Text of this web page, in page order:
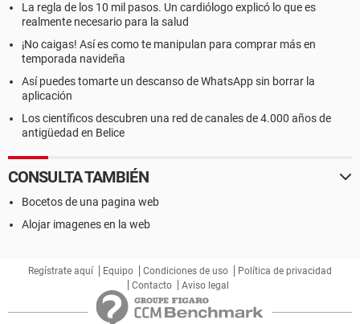
La regla de los 10 mil pasos. Un cardiólogo explicó lo que es
realmente necesario para la salud
¡No caigas! Así es como te manipulan para comprar más en
temporada navideña
Así puedes tomarte un descanso de WhatsApp sin borrar la
aplicación
Los científicos descubren una red de canales de 4.000 años de
antigüedad en Belice
CONSULTA TAMBIÉN
Bocetos de una pagina web
Alojar imagenes en la web
Regístrate aquí Equipo Condiciones de uso
Política de privacidad
Contacto
Aviso legal